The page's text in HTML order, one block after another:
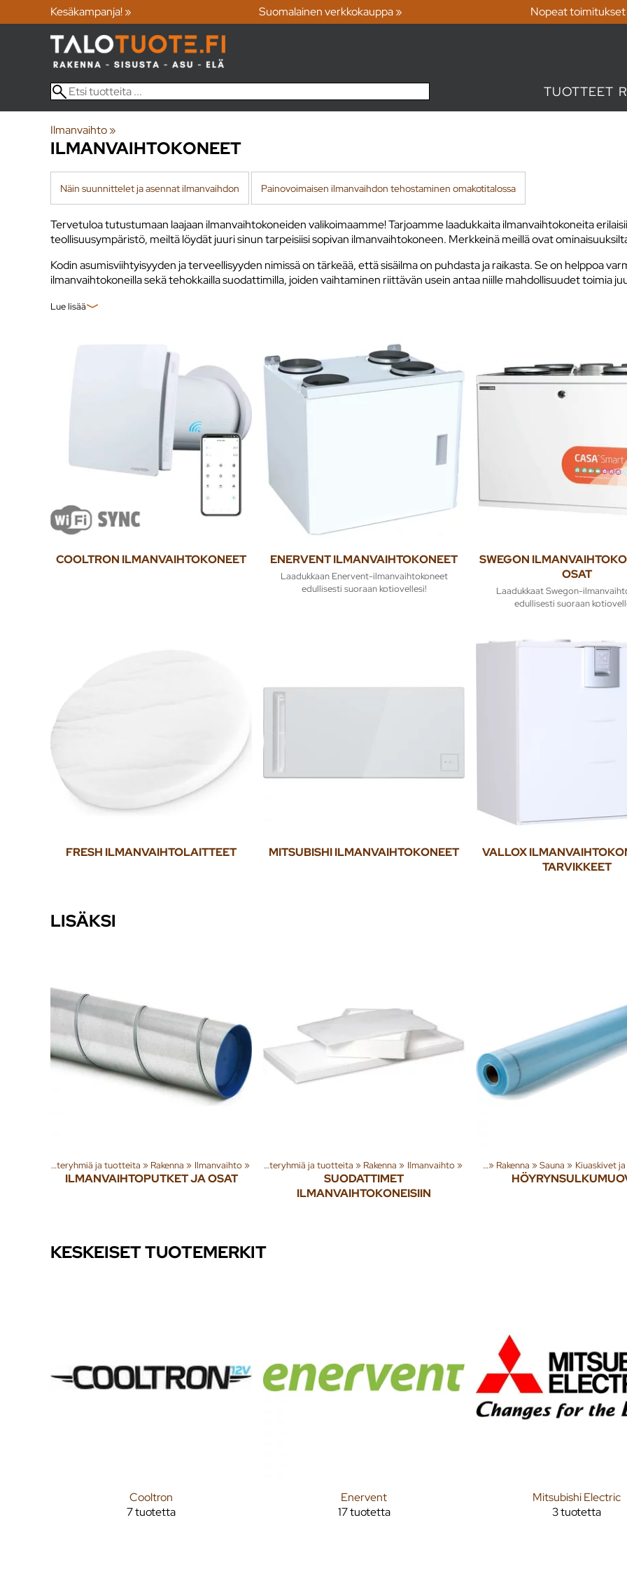
Kesäkampanja! » Suomalainen verkkokauppa » Nopeat
TUOTTEET
Ilmanvaihto‪»
ILMANVAIHTOKONEET
Näin suunnittelet ja asennat ilmanvaihdon Painovoimaisen ilmanvaihdon tehostaminen omakotitalossa
Tervetuloa tutustumaan laajaan ilmanvaihtokoneiden valikoimaamme! Tarjoamme laadukkaita ilmanvaihtokoneita
teollisuusympäristö, meiltä löydät juuri sinun tarpeisiisi sopivan ilmanvaihtokoneen. Merkkeinä meillä ovat
Kodin asumisviihtyisyyden ja terveellisyyden nimissä on tärkeää, että sisäilma on puhdasta ja raikasta. Se on helppoa
ilmanvaihtokoneilla sekä tehokkailla suodattimilla, joiden vaihtaminen riittävän usein antaa niille mahdollisuudet toimia
Lue lisää
COOLTRON ILMANVAIHTOKONEET ENERVENT ILMANVAIHTOKONEET
Laadukkaan Enervent-ilmanvaihtokoneet
edullisesti suoraan kotiovellesi!
SWEGON
OSAT
Laadukkaat Swegon-
edullisesti suoraan
FRESH ILMANVAIHTOLAITTEET MITSUBISHI ILMANVAIHTOKONEET
VALLOX
TARVIKKEET
LISÄKSI
Tuoteryhmiä ja tuotteita ‪» Rakenna ‪» Ilmanvaihto‪»
ILMANVAIHTOPUTKET JA OSAT
Tuoteryhmiä ja tuotteita ‪» Rakenna ‪» Ilmanvaihto‪»
SUODATTIMET
ILMANVAIHTOKONEISIIN
Tuoteryhmiä ja tuotteita‪» Rakenna ‪»Sauna ‪» Kiuaskivet
KESKEISET TUOTEMERKIT
Cooltron
7 tuotetta
Enervent
17 tuotetta
Mitsubishi Electric
3 tuotetta